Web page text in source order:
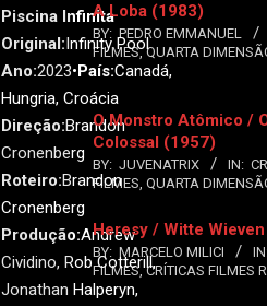
Piscina Infinita
Original:Infinity Pool
Ano:2023•País:Canadá,
Hungria, Croácia
Direção:Brandon
Cronenberg
Roteiro:Brandon
Cronenberg
Produção:Andrew
Cividino, Rob Cotterill,
Jonathan Halperyn,
A Loba (1983)
BY: PEDRO EMMANUEL
FILMES,QUARTA
O Monstro Atômico /
Colossal (1957)
BY: JUVENATRIX IN:
FILMES, QUARTA
Heresy / Witte
BY: MARCELO MILICI
FILMES,CRÍTICAS FILMES